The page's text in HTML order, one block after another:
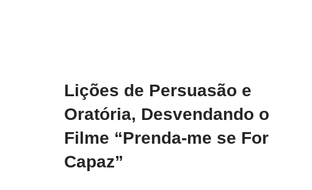
Lições de Persuasão e
Oratória, Desvendando o
Filme “Prenda-me se For
Capaz”